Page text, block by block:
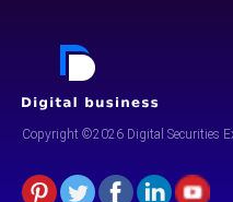
Copyright ©2026 Digital Securities